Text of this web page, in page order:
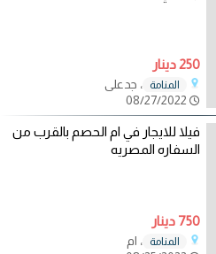
250 دينار
المنامة
، جدعلي
فيلا للايجار في ام الحصم بالقرب من
السفاره المصريه
750 دينار
المنامة
، ام